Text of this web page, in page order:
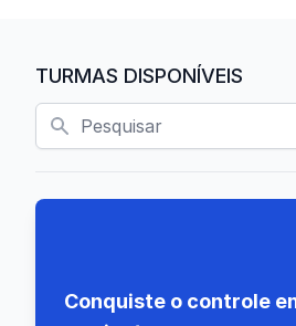
TURMAS DISPONÍVEIS
Busca
Conquiste o controle